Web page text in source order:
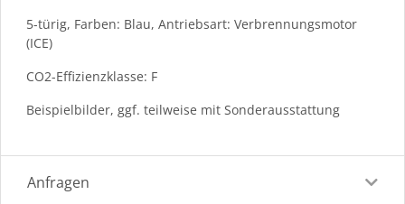
5-türig, Farben: Blau, Antriebsart: Verbrennungsmotor
(ICE)
CO2-Effizienzklasse: F
Beispielbilder, ggf. teilweise mit Sonderausstattung
Anfragen